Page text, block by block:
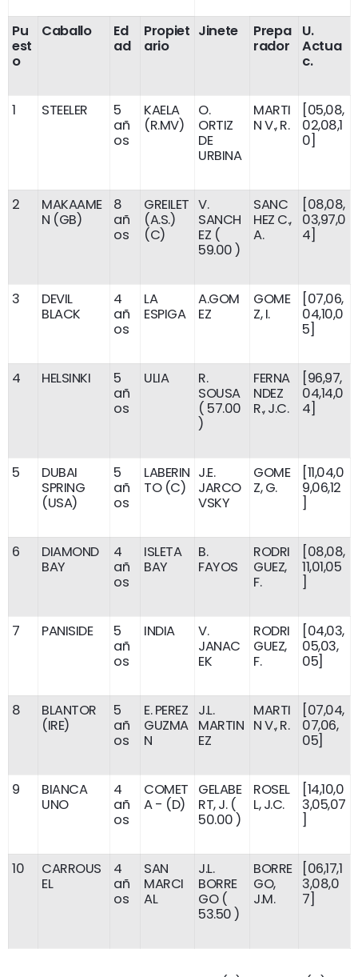
Pu
est
o
Caballo
Ed
ad
Propiet
ario
Jinete
Prepa
rador
U.
Actua
c.
1 STEELER
5
añ
os
KAELA
(R.MV)
O.
ORTIZ
DE
URBINA
MARTI
N V., R.
[05,08,
02,08,1
0]
2
MAKAAME
N (GB)
8
añ
os
GREILET
(A.S.)
(C)
V.
SANCH
EZ (
59.00 )
SANC
HEZ C.,
A.
[08,08,
03,97,0
4]
3
DEVIL
BLACK
4
añ
os
LA
ESPIGA
A.GOM
EZ
GOME
Z, I.
[07,06,
04,10,0
5]
4 HELSINKI
5
añ
os
ULIA
R.
SOUSA
( 57.00
)
FERNA
NDEZ
R., J.C.
[96,97,
04,14,0
4]
5
DUBAI
SPRING
(USA)
5
añ
os
LABERIN
TO (C)
J.E.
JARCO
VSKY
GOME
Z, G.
[11,04,0
9,06,12
]
6
DIAMOND
BAY
4
añ
os
ISLETA
BAY
B.
FAYOS
RODRI
GUEZ,
F.
[08,08,
11,01,05
]
7 PANISIDE
5
añ
os
INDIA
V.
JANAC
EK
RODRI
GUEZ,
F.
[04,03,
05,03,
05]
8
BLANTOR
(IRE)
5
añ
os
E. PEREZ
GUZMA
N
J.L.
MARTIN
EZ
MARTI
N V., R.
[07,04,
07,06,
05]
9
BIANCA
UNO
4
añ
os
COMET
A - (D)
GELABE
RT, J. (
50.00 )
ROSEL
L, J.C.
[14,10,0
3,05,07
]
10
CARROUS
EL
4
añ
os
SAN
MARCI
AL
J.L.
BORRE
GO (
53.50 )
BORRE
GO,
J.M.
[06,17,1
3,08,0
7]